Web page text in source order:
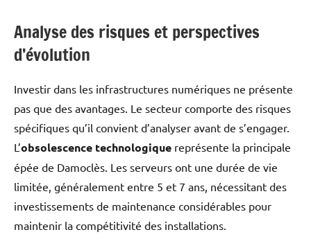
Analyse des risques et perspectives
d’évolution
Investir dans les infrastructures numériques ne présente
pas que des avantages. Le secteur comporte des risques
spécifiques qu’il convient d’analyser avant de s’engager.
L’obsolescence technologique représente la principale
épée de Damoclès. Les serveurs ont une durée de vie
limitée, généralement entre 5 et 7 ans, nécessitant des
investissements de maintenance considérables pour
maintenir la compétitivité des installations.